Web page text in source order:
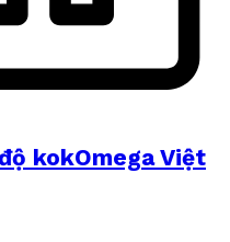
kokOmega Việt